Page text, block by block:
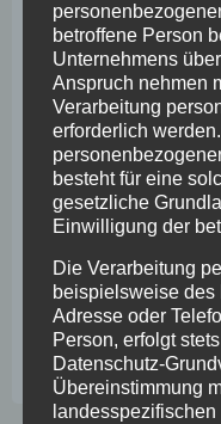
Bitte erklären Sie
gesendet werden
Ich bin bis zu
einverstanden, dass
per Telefon zu
Meinen Widerruf
Die mit *
betroffene Person
Unternehmens
Anspruch nehmen
Verarbeitung
erforderlich
besteht für eine
gesetzliche
Einwilligung der
Die Verarbeitung
beispielsweise des
Adresse oder
Person, erfolgt
Datenschutz-
Übereinstimmung